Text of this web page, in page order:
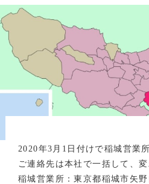
2020年3月1日付けで稲城営業
ご連絡先は本社で一括して、
稲城営業所：東京都稲城市矢